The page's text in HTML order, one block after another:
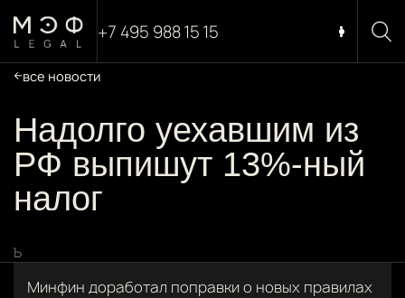
+7 495 988 15 15
все новости
Надолго уехавшим из
РФ выпишут 13%-ный
налог
Ъ
Минфин доработал поправки о новых правилах